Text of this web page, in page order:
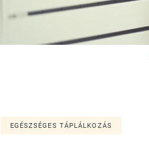
EGÉSZSÉGES TÁPLÁLKOZÁS